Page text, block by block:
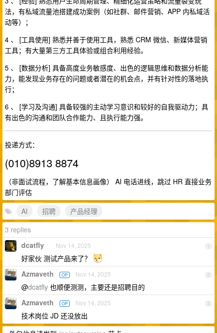
法，有私域流量池搭建成功案例（如社群、邮件营销、APP 内私域活
动等）；
4 、 [工具使用] 熟悉并善于使用工具，熟悉 CRM 微信、新媒体营销
工具；有大量第三方工具体验或组合利用经验。
5 、 [数据分析] 具备高度业务敏感度、出色的逻辑思维和数据分析能
力，能发现业务存在的问题或者潜在的机会点，并有针对性的落地执
行；
6 、 [学习及沟通] 具备较强的主动学习意识和较好的自我驱动力；具
有出色的沟通和团队合作能力、且执行能力强。
投递方式：
(010)8913 8874
（非面试流程，了解基本信息画像） AI 电话进线，跳过 HR 直接业务
部门评估
AI
招聘
产品经理
3 replies
1
dcatfly Nov 14, 2025
好家伙 测试产品来了？
2
Azmaveth OP Nov 14, 2025
@dcatfly 也顺便测测，主要还是招聘目的
3
Azmaveth OP Nov 14, 2025
技术岗位 JD 还没放出